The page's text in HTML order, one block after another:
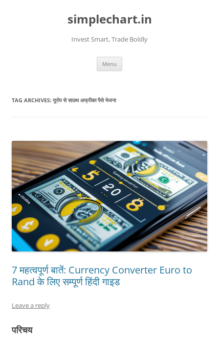
simplechart.in
Invest Smart, Trade Boldly
Menu
TAG ARCHIVES: यूरोप से साउथ अफ्रीका पैसे भेजना
7 महत्वपूर्ण बातें: Currency Converter Euro to
Rand के लिए सम्पूर्ण हिंदी गाइड
Leave a reply
परिचय